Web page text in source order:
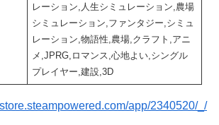
レーション,人生シミュレーション,農場
シミュレーション,ファンタジー,シミュ
レーション,物語性,農場,クラフト,アニ
メ,JPRG,ロマンス,心地よい,シングル
プレイヤー,建設,3D
app/2340520/_/